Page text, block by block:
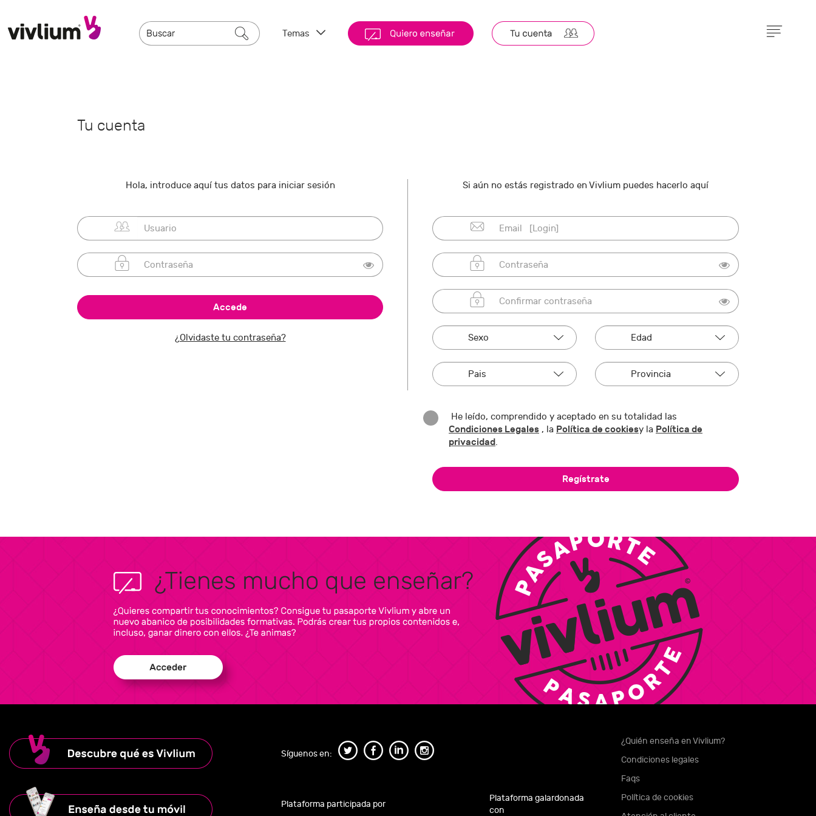
Temas
Tu cuenta
Hola, introduce aquí tus datos para iniciar sesión
¿Olvidaste tu contraseña?
Si aún no estás registrado en Vivlium puedes hacerlo aquí
He leído, comprendido y aceptado en su totalidad las
Condiciones Legales , la Política de cookiesy la Política de
privacidad.
Síguenos en:
Plataforma participada por
Plataforma galardonada
con
¿Quién enseña en Vivlium?
Condiciones legales
Faqs
Política de cookies